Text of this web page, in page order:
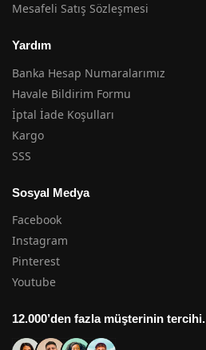
Mesafeli Satış Sözleşmesi
Yardım
Banka Hesap Numaralarımız
Havale Bildirim Formu
İptal İade Koşulları
Kargo
SSS
Sosyal Medya
Facebook
Instagram
Pinterest
Youtube
12.000’den fazla müşterinin tercihi.